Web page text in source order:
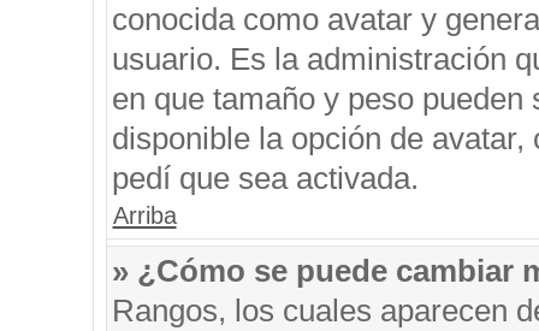
conocida como avatar y
usuario. Es la administración
en que tamaño y peso
disponible la opción de
pedí que sea activada.
Arriba
» ¿Cómo se puede cambiar
Rangos, los cuales aparecen